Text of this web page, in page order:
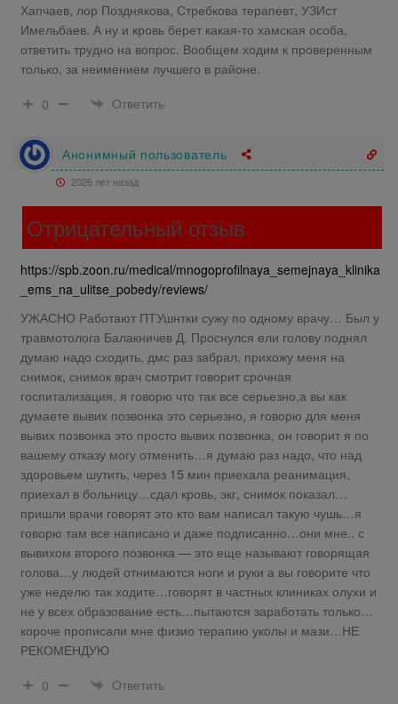
Хапчаев, лор Позднякова, Стребкова терапевт, УЗИст
Имельбаев. А ну и кровь берет какая-то хамская особа,
ответить трудно на вопрос. Вообщем ходим к проверенным
только, за неимением лучшего в районе.
0
Ответить
Анонимный пользователь
2026 лет назад
Отрицательный отзыв
https://spb.zoon.ru/medical/mnogoprofilnaya_semejnaya_klinika
_ems_na_ulitse_pobedy/reviews/
УЖАСНО Работают ПТУшнтки сужу по одному врачу… Был у
травмотолога Балакничев Д. Проснулся ели голову поднял
думаю надо сходить, дмс раз забрал, прихожу меня на
снимок, снимок врач смотрит говорит срочная
госпитализация, я говорю что так все серьезно,а вы как
думаете вывих позвонка это серьезно, я говорю для меня
вывих позвонка это просто вывих позвонка, он говорит я по
вашему отказу могу отменить…я думаю раз надо, что над
здоровьем шутить, через 15 мин приехала реанимация,
приехал в больницу…сдал кровь, экг, снимок показал…
пришли врачи говорят это кто вам написал такую чушь…я
говорю там все написано и даже подписанно…они мне.. с
вывихом второго позвонка — это еще называют говорящая
голова…у людей отнимаются ноги и руки а вы говорите что
уже неделю так ходите…говорят в частных клиниках олухи и
не у всех образование есть…пытаются заработать только…
короче прописали мне физио терапию уколы и мази…НЕ
РЕКОМЕНДУЮ
0
Ответить